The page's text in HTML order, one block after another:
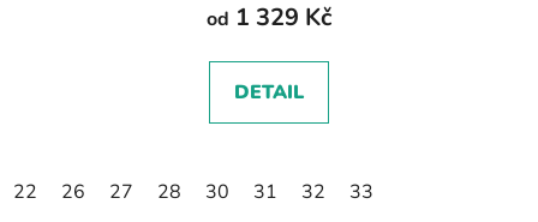
od 1 329 Kč
DETAIL
22 26 27 28 30 31 32 33